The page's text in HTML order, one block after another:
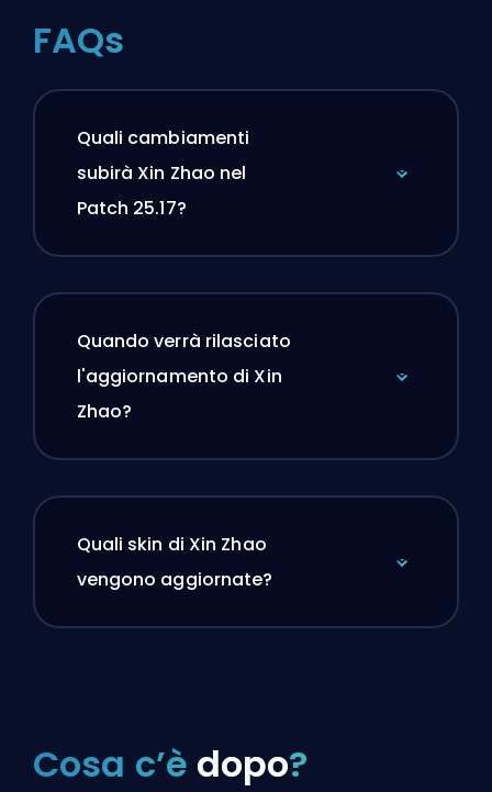
FAQs
Quali cambiamenti
subirà Xin Zhao nel
Patch 25.17?
Quando verrà rilasciato
l'aggiornamento di Xin
Zhao?
Quali skin di Xin Zhao
vengono aggiornate?
Cosa c’è dopo?